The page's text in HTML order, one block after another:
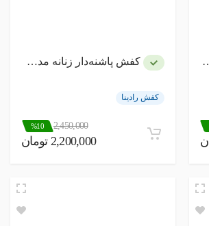
کفش پاشنه‌دار زنانه مدل ریتو
کفش رادینا
2,450,000
%10
2,200,000 تومان